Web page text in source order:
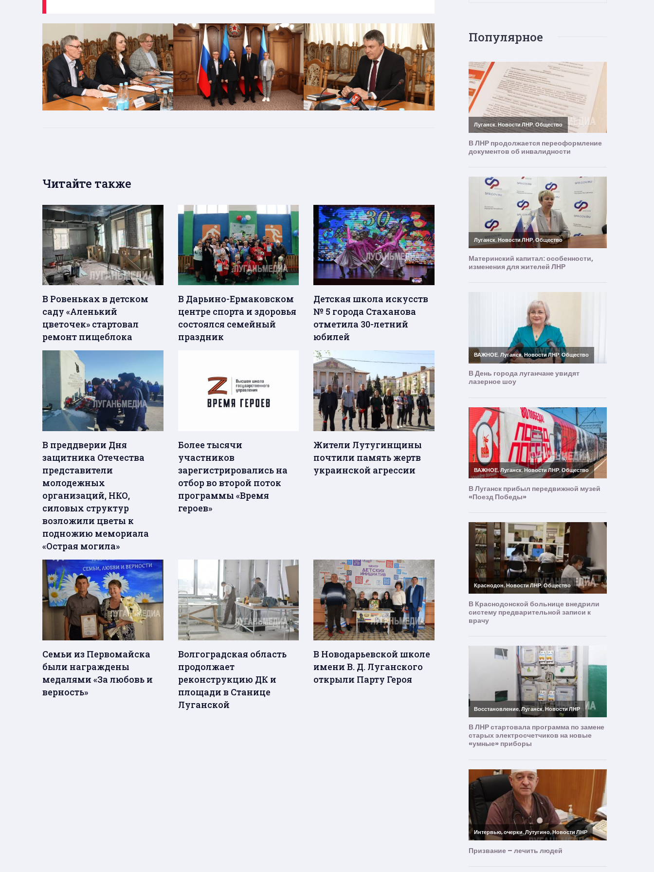
Читайте также
В Ровеньках в детском
саду «Аленький
цветочек» стартовал
ремонт пищеблока
В Дарьино-Ермаковском
центре спорта и здоровья
состоялся семейный
праздник
Детская школа искусств
№ 5 города Стаханова
отметила 30-летний
юбилей
В преддверии Дня
защитника Отечества
представители
молодежных
организаций, НКО,
силовых структур
возложили цветы к
подножию мемориала
«Острая могила»
Более тысячи
участников
зарегистрировались на
отбор во второй поток
программы «Время
героев»
Жители Лутугинщины
почтили память жертв
украинской агрессии
Семьи из Первомайска
были награждены
медалями «За любовь и
верность»
Волгоградская область
продолжает
реконструкцию ДК и
площади в Станице
Луганской
В Новодарьевской школе
имени В. Д. Луганского
открыли Парту Героя
Популярное